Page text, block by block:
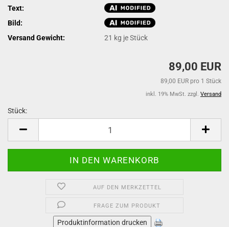
Text:
Bild:
Versand Gewicht:
21 kg je Stück
89,00 EUR
89,00 EUR pro 1 Stück
inkl. 19% MwSt. zzgl. Versand
Stück:
AUF DEN MERKZETTEL
FRAGE ZUM PRODUKT
Produktinformation drucken